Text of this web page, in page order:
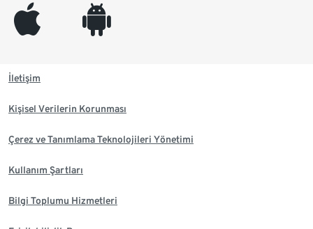
appleinc android
İletişim
Kişisel Verilerin Korunması
Çerez ve Tanımlama Teknolojileri Yönetimi
Kullanım Şartları
Bilgi Toplumu Hizmetleri